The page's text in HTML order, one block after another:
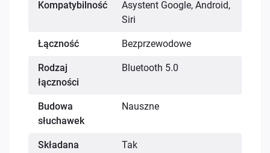
Kompatybilność
Asystent Google, Android,
Siri
Łączność Bezprzewodowe
Rodzaj
łączności
Bluetooth 5.0
Budowa
słuchawek
Nauszne
Składana
Tak